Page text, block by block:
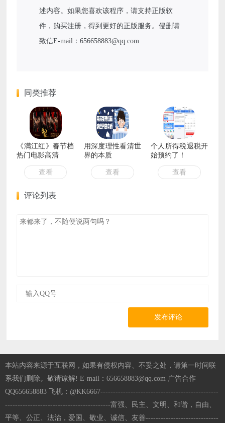
述内容。如果您喜欢该程序，请支持正版软
件，购买注册，得到更好的正版服务。侵删请
致信E-mail：656658883@qq.com
同类推荐
《满江红》春节档
热门电影高清
查看
用深度理性看清世
界的本质
查看
个人所得税退税开
始预约了！
查看
评论列表
发布评论
本站内容来源于互联网，如果有侵权内容、不妥之处，请第一时间联
系我们删除。敬请谅解! E-mail：656658883@qq.com 广告合作
QQ656658883 飞机：@KK6667-----------------------------------------------
------------------------------------------富强、民主、文明、和谐，自由、
平等、公正、法治，爱国、敬业、诚信、友善-----------------------------